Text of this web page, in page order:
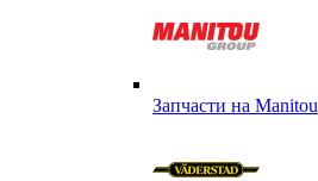
Запчасти на Manitou